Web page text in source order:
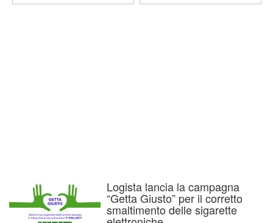
Logista lancia la campagna
“Getta Giusto” per il corretto
smaltimento delle sigarette